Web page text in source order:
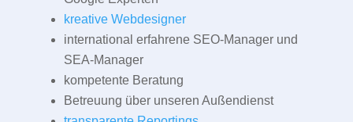
kreative Webdesigner
international erfahrene SEO-Manager und
SEA-Manager
kompetente Beratung
Betreuung über unseren Außendienst